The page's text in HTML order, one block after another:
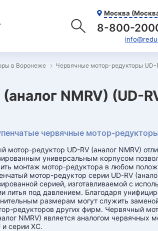
Москва
8-800-
в Воронеже
Червячные мотор-редукторы UD-
NMRV) (UD-
червячные мотор-
мотор-редуктор UD-RV (аналог NMRV)
универсальным корпусом
монтаж мотор-редуктора в любом
мотор-редуктор серии UD-RV
серией, изготавливаемой с
литья под давлением. Благодаря
размерам могут служить
редукторов других фирм. Червячный
NMRV) является аналогом червячных
и серии XC.